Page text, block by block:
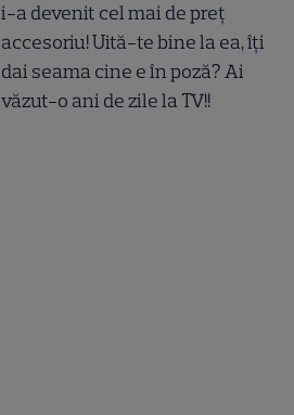
i-a devenit cel mai de preț
accesoriu! Uită-te bine la ea, îți
dai seama cine e în poză? Ai
văzut-o ani de zile la TV!!